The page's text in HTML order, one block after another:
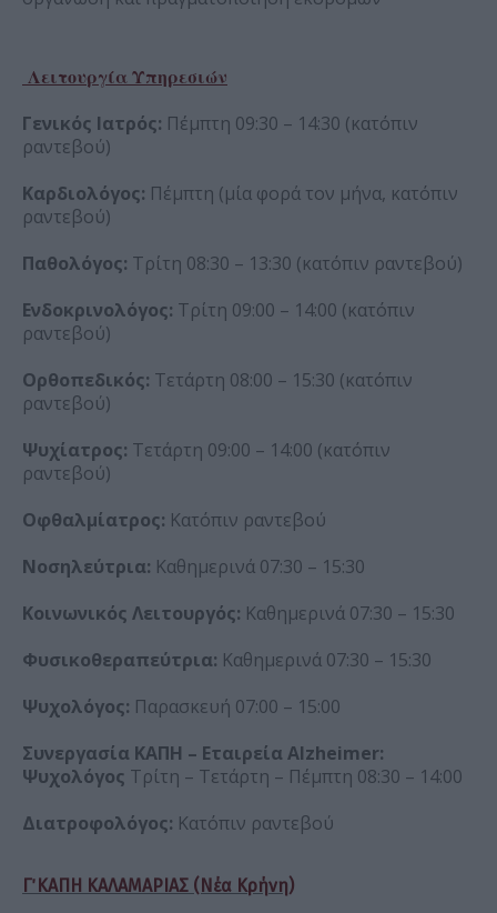
Λειτουργία Υπηρεσιών
Γενικός Ιατρός: Πέμπτη 09:30 – 14:30 (κατόπιν
ραντεβού)
Καρδιολόγος: Πέμπτη (μία φορά τον μήνα, κατόπιν
ραντεβού)
Παθολόγος: Τρίτη 08:30 – 13:30 (κατόπιν ραντεβού)
Ενδοκρινολόγος: Τρίτη 09:00 – 14:00 (κατόπιν
ραντεβού)
Ορθοπεδικός: Τετάρτη 08:00 – 15:30 (κατόπιν
ραντεβού)
Ψυχίατρος: Τετάρτη 09:00 – 14:00 (κατόπιν
ραντεβού)
Οφθαλμίατρος: Κατόπιν ραντεβού
Νοσηλεύτρια: Καθημερινά 07:30 – 15:30
Κοινωνικός Λειτουργός: Καθημερινά 07:30 – 15:30
Φυσικοθεραπεύτρια: Καθημερινά 07:30 – 15:30
Ψυχολόγος: Παρασκευή 07:00 – 15:00
Συνεργασία ΚΑΠΗ – Εταιρεία Alzheimer:
Ψυχολόγος Τρίτη – Τετάρτη – Πέμπτη 08:30 – 14:00
Διατροφολόγος: Κατόπιν ραντεβού
Γ΄ ΚΑΠΗ ΚΑΛΑΜΑΡΙΑΣ (Νέα Κρήνη)